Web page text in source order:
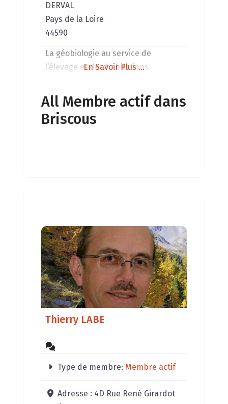
DERVAL
Pays de la Loire
44590
La géobiologie au service de
l’élevage et des habitations.
En Savoir Plus ...
All Membre actif dans
Briscous
Thierry LABE
Type de membre: Membre actif
Adresse : 4D Rue René Girardot